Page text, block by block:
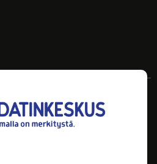
27.7.-21.8. klo 8-16